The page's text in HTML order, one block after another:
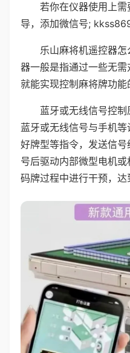
若你在仪器使用上
导，添加微信号;
乐山麻将机遥控器
器一般是指通过一些无
就能实现控制麻将牌功能
蓝牙或无线信号控
蓝牙或无线信号与手机
好牌型等指令，发送信
号后驱动内部微型电机或
码牌过程中进行干预，达